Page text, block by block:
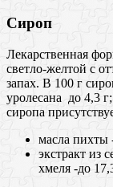
Сироп
Лекарственная
светло-желтой с
запах. В 100 г
уролесана до 4,3
сиропа
масла
экстракт из
хмеля -до